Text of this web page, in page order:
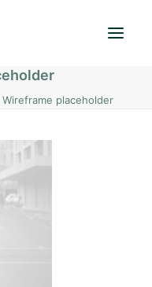
Wireframe placeholder